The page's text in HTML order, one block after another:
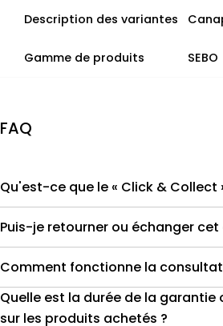
Description des variantes
Gamme de produits SEBO
FAQ
Qu'est-ce que le « Click & Collect
Puis-je retourner ou échanger cet
Comment fonctionne la
Quelle est la durée de la
sur les produits achetés ?